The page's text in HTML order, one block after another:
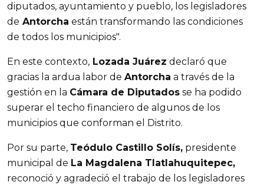
diputados, ayuntamiento y pueblo, los legisladores
de Antorcha están transformando las condiciones
de todos los municipios".
En este contexto, Lozada Juárez declaró que
gracias la ardua labor de Antorcha a través de la
gestión en la Cámara de Diputados se ha podido
superar el techo financiero de algunos de los
municipios que conforman el Distrito.
Por su parte, Teódulo Castillo Solís, presidente
municipal de La Magdalena Tlatlahuquitepec,
reconoció y agradeció el trabajo de los legisladores